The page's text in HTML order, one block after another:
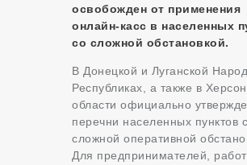
освобожден от применения
онлайн-касс в населенных
со сложной обстановкой.
В Донецкой и Луганской
Республиках, а также в
области официально
перечни населенных пунктов с
сложной оперативной
Для предпринимателей,